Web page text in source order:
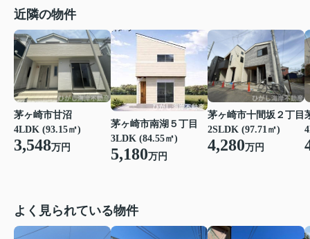
近隣の物件
茅ヶ崎市甘沼
4LDK (93.15㎡)
3,548万円
茅ヶ崎市南湖５丁目
3LDK (84.55㎡)
5,180万円
茅ヶ崎市十間坂２丁目
2SLDK (97.71㎡)
4,280万円
よく見られている物件